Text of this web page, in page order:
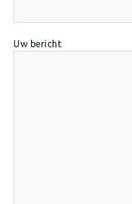
Uw bericht